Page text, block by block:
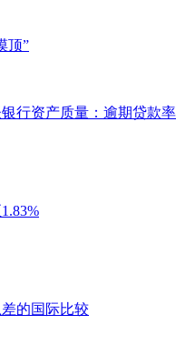
顶”
行资产质量：逾期贷款
的国际比较